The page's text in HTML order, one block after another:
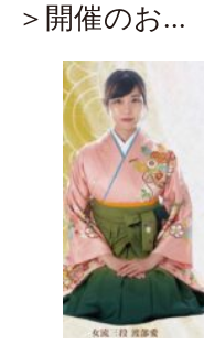
＞開催のお...